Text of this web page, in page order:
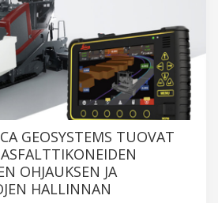
GEOSYSTEMS TUOVAT
OHJAUKSEN JA
HALLINNAN